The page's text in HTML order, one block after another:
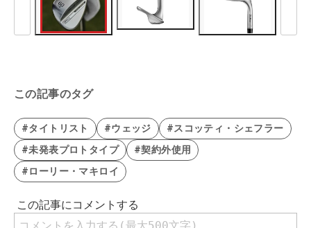
この記事のタグ
#タイトリスト #ウェッジ
#スコッティ・シェフラー
#未発表プロトタイプ
#契約外使用
#ローリー・マキロイ